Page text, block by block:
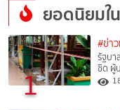
ยอดนิยมใ
1
#ข่า
รัฐบา
ชิด ผู้